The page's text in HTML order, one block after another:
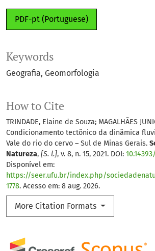
PDF-pt (Portuguese)
Keywords
Geografia Geomorfologia
How to Cite
TRINDADE, Elaine de Souza; MAGALHÃES
Condicionamento tectônico da dinâmica
Vale do rio do cervo – Sul de Minas Gerais.
Natureza, [S. l.], v. 8, n. 15, 2021. DOI:
Disponível em:
https://seer.ufu.br/index.php/
1778. Acesso em: 8 aug. 2026.
More Citation Formats